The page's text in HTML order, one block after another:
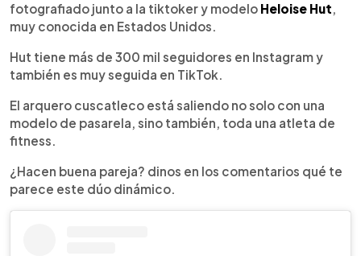
fotografiado junto a la tiktoker y modelo Heloise Hut,
muy conocida en Estados Unidos.
Hut tiene más de 300 mil seguidores en Instagram y
también es muy seguida en TikTok.
El arquero cuscatleco está saliendo no solo con una
modelo de pasarela, sino también, toda una atleta de
fitness.
¿Hacen buena pareja? dinos en los comentarios qué te
parece este dúo dinámico.